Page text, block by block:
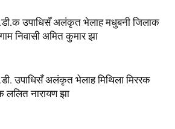
उपाधिसँ अलंकृत भेलाह मधुबनी जिलाक
निवासी अमित कुमार झा
उपाधिसँ अलंकृत भेलाह मिथिला मिररक
ललित नारायण झा